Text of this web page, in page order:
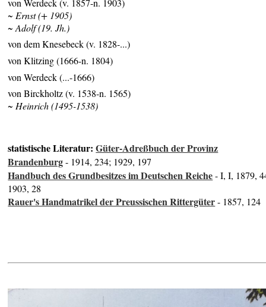
von Werdeck (v. 1857-n. 1903)
~ Ernst (+ 1905)
~ Adolf (19. Jh.)
von dem Knesebeck (v. 1828-...)
von Klitzing (1666-n. 1804)
von Werdeck (...-1666)
von Birckholtz (v. 1538-n. 1565)
~ Heinrich (1495-1538)
statistische Literatur:Güter-Adreßbuch der Provinz
Brandenburg- 1914, 234; 1929, 197
Handbuch des Grundbesitzes im Deutschen Reiche- I, I, 1879,
1903, 28
Rauer's Handmatrikel der Preussischen Rittergüter- 1857, 124